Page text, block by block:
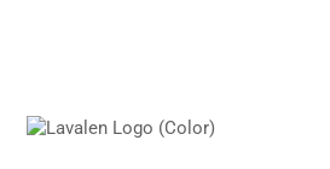
Top